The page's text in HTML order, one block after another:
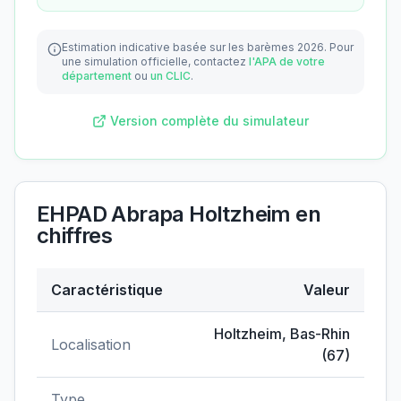
Estimation indicative basée sur les barèmes 2026. Pour
une simulation officielle, contactez l'APA de votre
département ou un CLIC.
Version complète du simulateur
EHPAD Abrapa Holtzheim en
chiffres
Caractéristique Valeur
Localisation
Holtzheim, Bas-Rhin
(67)